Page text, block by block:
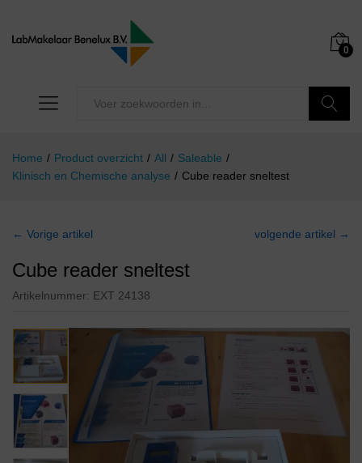
0
Home / Product overzicht / All / Saleable /
Klinisch en Chemische analyse / Cube reader sneltest
← Vorige artikel volgende artikel →
Cube reader sneltest
Artikelnummer: EXT 24138